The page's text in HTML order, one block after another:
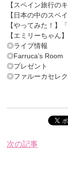
【スペイン旅行の
【日本の中のスペ
【やってみた！】
【エミリーちゃん
◎ライブ情報
◎Farruca’s Room
◎プレゼント
◎ファルーカセレ
次の記事